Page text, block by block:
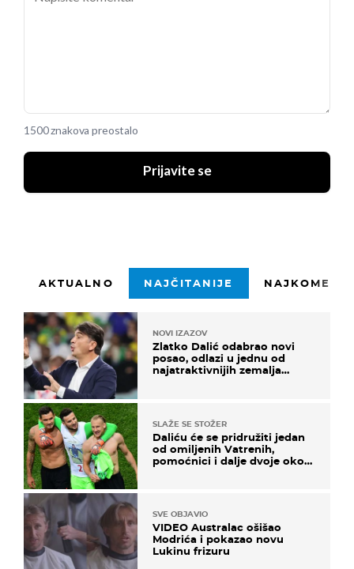
1500 znakova preostalo
Prijavite se
AKTUALNO NAJČITANIJE
NOVI IZAZOV
Zlatko Dalić odabrao novi
posao, odlazi u jednu od
najatraktivnijih zemalja
SLAŽE SE STOŽER
Daliću će se pridružiti jedan
od omiljenih Vatrenih,
pomoćnici i dalje dvoje oko
SVE OBJAVIO
VIDEO Australac ošišao
Modrića i pokazao novu
Lukinu frizuru